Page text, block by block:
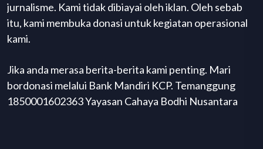
jurnalisme. Kami tidak dibiayai oleh iklan. Oleh sebab
itu, kami membuka donasi untuk kegiatan operasional
kami.
Jika anda merasa berita-berita kami penting. Mari
bordonasi melalui Bank Mandiri KCP. Temanggung
1850001602363 Yayasan Cahaya Bodhi Nusantara